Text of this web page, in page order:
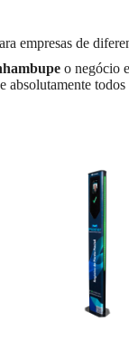
empresas de
o negócio
absolutamente todos